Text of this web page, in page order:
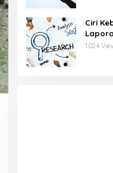
Ciri
1.024